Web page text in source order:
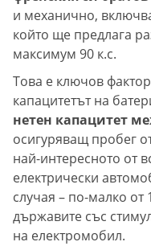
и механично,
който ще предлага
максимум 90 к.с.
Това е ключов
капацитетът на
нетен капацитет
осигуряващ пробег
най-интересното от
електрически
случая – по-малко
държавите със
на електромобил.